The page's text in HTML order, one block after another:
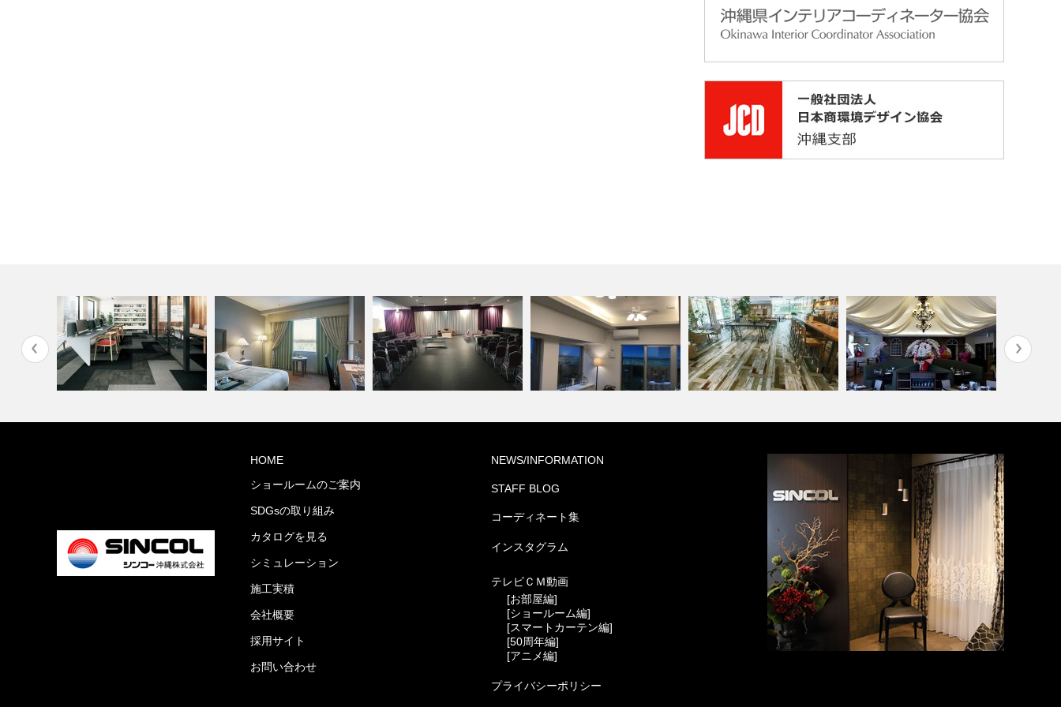
ホテル(コーディネート集) 葬祭ホール いなんせ会館
ランパーク …
PIZZA HOUSE新本店
HOME
ショールームのご案内
SDGsの取り組み
カタログを見る
シミュレーション
施工実積
会社概要
採用サイト
お問い合わせ
NEWS/INFORMATION
STAFF BLOG
コーディネート集
インスタグラム
テレビＣＭ動画
[お部屋編]
[ショールーム編]
[スマートカーテン編]
[50周年編]
[アニメ編]
プライバシーポリシー